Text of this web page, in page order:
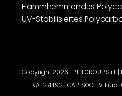
Flammhemmendes
UV-Stabilisiertes
Copyright 2026 | PTH GROUP S.r.l. |
VA-271492 | CAP. SOC. I.V.